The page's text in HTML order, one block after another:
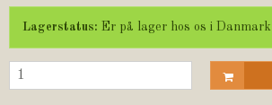
Lagerstatus: Er på lager hos os i Danmark